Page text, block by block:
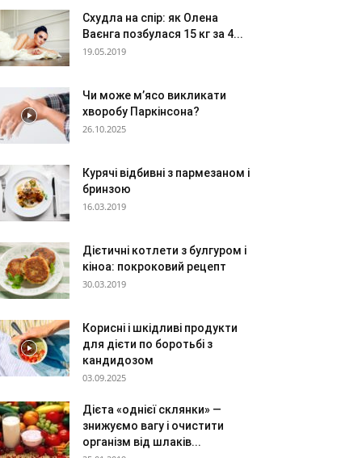
Схудла на спір: як Олена
Ваєнга позбулася 15 кг за 4...
19.05.2019
Чи може м’ясо викликати
хворобу Паркінсона?
26.10.2025
Курячі відбивні з пармезаном і
бринзою
16.03.2019
Дієтичні котлети з булгуром і
кіноа: покроковий рецепт
30.03.2019
Корисні і шкідливі продукти
для дієти по боротьбі з
кандидозом
03.09.2025
Дієта «однієї склянки» —
знижуємо вагу і очистити
організм від шлаків...